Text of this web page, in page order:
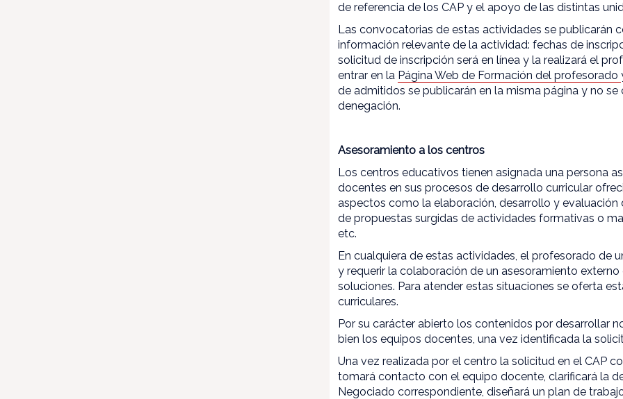
de referencia de los CAP y el apoyo de las distintas
Las convocatorias de estas actividades se publicarán
información relevante de la actividad: fechas de
solicitud de inscripción será en línea y la realizará el
entrar en la Página Web de Formación del profesorado
de admitidos se publicarán en la misma página y no
denegación.
Asesoramiento a los centros
Los centros educativos tienen asignada una persona
docentes en sus procesos de desarrollo curricular
aspectos como la elaboración, desarrollo y
de propuestas surgidas de actividades formativas o
etc.
En cualquiera de estas actividades, el profesorado de
y requerir la colaboración de un asesoramiento
soluciones. Para atender estas situaciones se oferta
curriculares.
Por su carácter abierto los contenidos por desarrollar
bien los equipos docentes, una vez identificada la
Una vez realizada por el centro la solicitud en el CAP
tomará contacto con el equipo docente, clarificará la
Negociado correspondiente, diseñará un plan de